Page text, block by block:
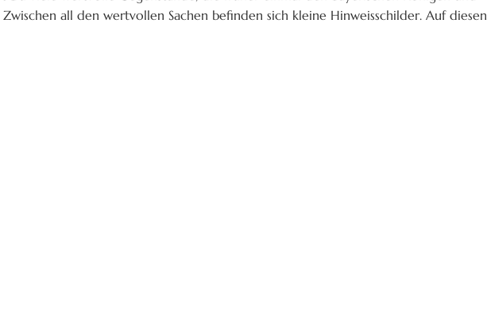
all den wertvollen Sachen befinden sich kleine Hinweisschilder. Auf diesen